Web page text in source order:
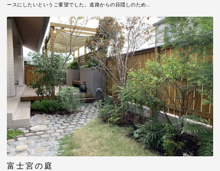
ースにしたいというご要望でした。道路からの目隠しのため…
富士宮の庭